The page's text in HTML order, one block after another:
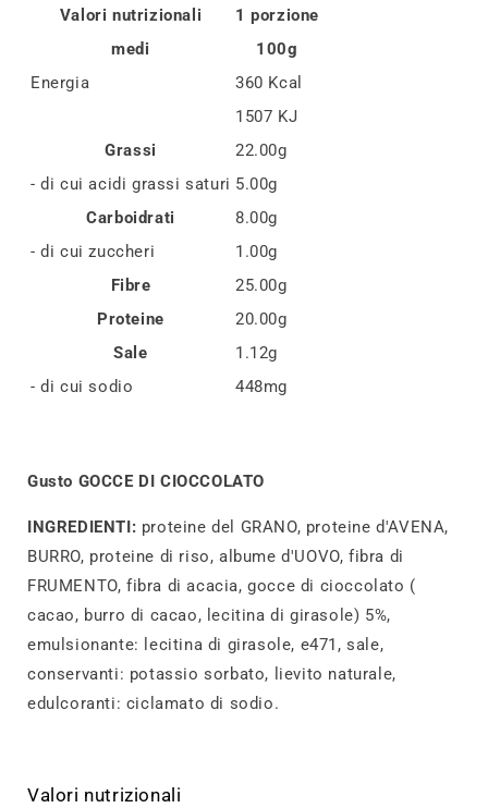
Valori nutrizionali
1 porzione
medi
100g
Energia
360 Kcal
1507 KJ
Grassi
22.00g
- di cui acidi grassi saturi 5.00g
Carboidrati
8.00g
- di cui zuccheri
1.00g
Fibre
25.00g
Proteine
20.00g
Sale
1.12g
- di cui sodio
448mg
Gusto GOCCE DI CIOCCOLATO
INGREDIENTI: proteine del GRANO, proteine d'AVENA,
BURRO, proteine di riso, albume d'UOVO, fibra di
FRUMENTO, fibra di acacia, gocce di cioccolato (
cacao, burro di cacao, lecitina di girasole) 5%,
emulsionante: lecitina di girasole, e471, sale,
conservanti: potassio sorbato, lievito naturale,
edulcoranti: ciclamato di sodio.
Valori nutrizionali